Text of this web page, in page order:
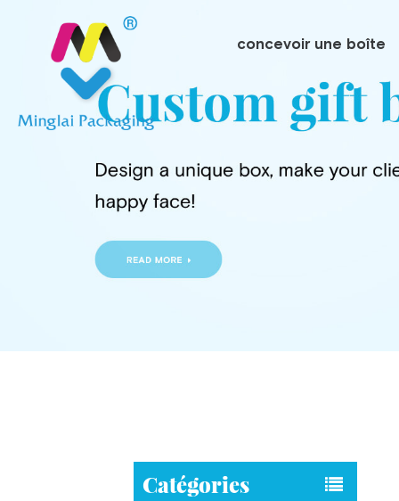
concevoir une boîte
Catégories